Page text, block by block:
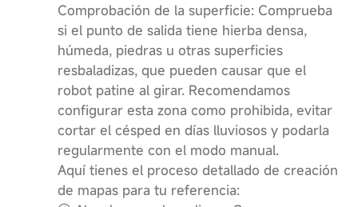
Comprobación de la superficie: Comprueba
si el punto de salida tiene hierba densa,
húmeda, piedras u otras superficies
resbaladizas, que pueden causar que el
robot patine al girar. Recomendamos
configurar esta zona como prohibida, evitar
cortar el césped en días lluviosos y podarla
regularmente con el modo manual.
Aquí tienes el proceso detallado de creación
de mapas para tu referencia: